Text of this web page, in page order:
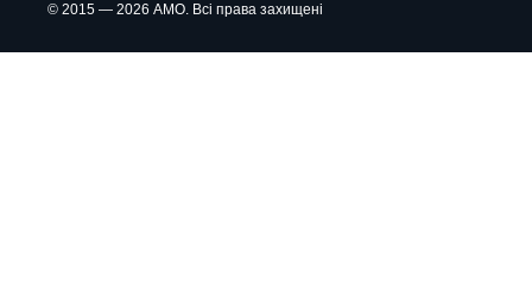
© 2015 — 2026 АМО. Всі права захищені